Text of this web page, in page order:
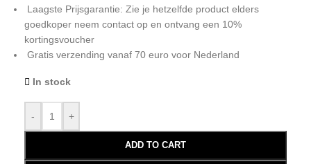
Laagste Prijsgarantie: Zie je hetzelfde product elders
goedkoper neem contact op en ontvang een 10%
kortingsvoucher
Gratis verzending vanaf 70 euro voor Nederland
In stock
- +
ADD TO CART